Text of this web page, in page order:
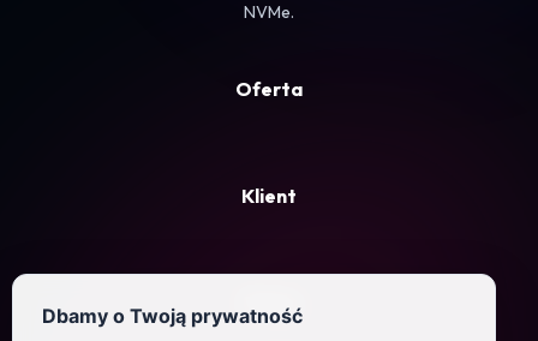
NVMe.
Oferta
Klient
Firma
Dbamy o Twoją prywatność